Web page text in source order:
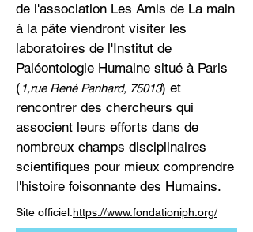
de l'association Les Amis de La main
à la pâte viendront visiter les
laboratoires de l'Institut de
Paléontologie Humaine situé à Paris
( 1,rue René Panhard, 75013) et
rencontrer des chercheurs qui
associent leurs efforts dans de
nombreux champs disciplinaires
scientifiques pour mieux comprendre
l'histoire foisonnante des Humains.
Site officiel:https://www.fondationiph.org/